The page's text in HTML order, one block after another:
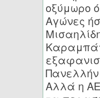
οξύμωρο
Αγώνες
Αλλά η